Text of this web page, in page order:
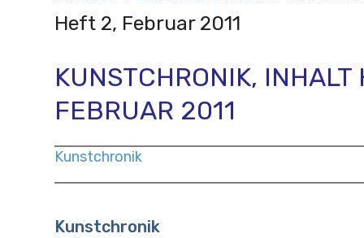
Heft 2, Februar 2011
KUNSTCHRONIK, INHALT
FEBRUAR 2011
Kunstchronik
Kunstchronik